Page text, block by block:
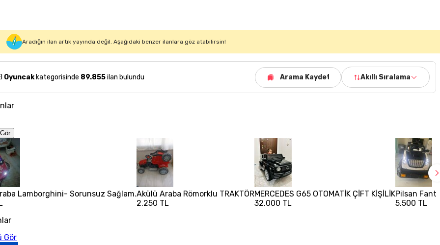
Aradığın ilan artık yayında değil. Aşağıdaki benzer ilanlara göz atabilirsin!
Oyuncakkategorisinde 89.855ilan bulundu Arama Kaydet Akıllı Sıralama
Lamborghini- Sorunsuz Sağlam.Akülü Araba Römorklu TRAKTÖR
2.250 TL
MERCEDES G65 OTOMATİK ÇİFT KİŞİLİK
32.000 TL
Pilsan
5.500 TL
Gör